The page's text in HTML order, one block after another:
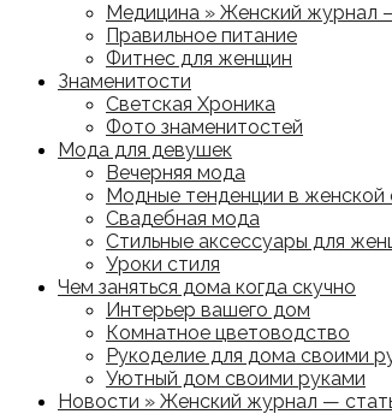
Медицина » Женский журнал
Правильное питание
Фитнес для женщин
Знаменитости
Светская Хроника
Фото знаменитостей
Мода для девушек
Вечерняя мода
Модные тенденции в
Свадебная мода
Стильные аксессуары для
Уроки стиля
Чем заняться дома когда скучно
Интерьер вашего дом
Комнатное цветоводство
Рукоделие для дома своими
Уютный дом своими руками
Новости » Женский журнал —